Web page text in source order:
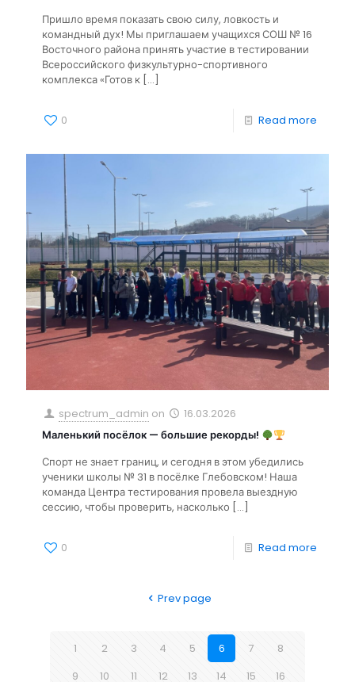
Пришло время показать свою силу, ловкость и
командный дух! Мы приглашаем учащихся СОШ № 16
Восточного района принять участие в тестировании
Всероссийского физкультурно-спортивного
комплекса «Готов к […]
0 Read more
spectrum_admin on
16.03.2026
Маленький посёлок — большие рекорды!
Спорт не знает границ, и сегодня в этом убедились
ученики школы № 31 в посёлке Глебовском! Наша
команда Центра тестирования провела выездную
сессию, чтобы проверить, насколько […]
0 Read more
Prev page
1 2 3 4 5 6 7
8
9
10 11 12 13 14 15 16